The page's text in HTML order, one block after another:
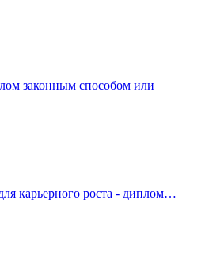
законным способом или
карьерного роста - диплом…